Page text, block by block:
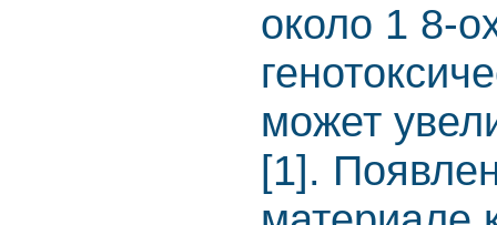
около 1 8-
может
[1].